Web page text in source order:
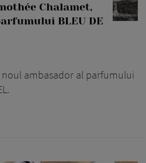
Chalamet,
BLEU DE
ambasador al parfumului